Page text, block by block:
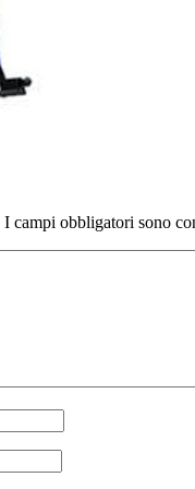
I campi obbligatori sono